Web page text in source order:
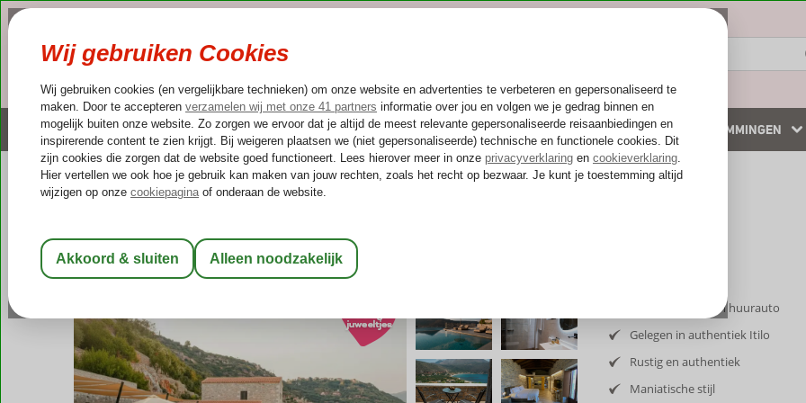
NAZOMER LAST MINUTES ZOMER 2026 WINTERZON BESTEMMINGEN
Altijd inclusief huurauto Kleinschalige & unieke accommodaties Weg van de drukte
Manifest Boutique Hotel
Logies en ontbijt-Boutique hotel
Inclusief vlucht en huurauto
Gelegen in authentiek Itilo
Rustig en authentiek
Maniatische stijl